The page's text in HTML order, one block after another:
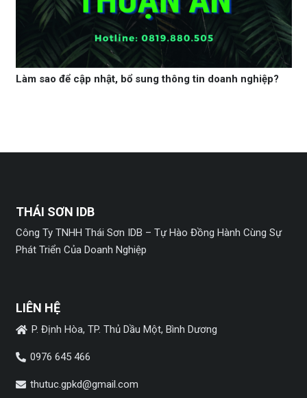
Làm sao để cập nhật, bổ sung thông tin doanh nghiệp?
THÁI SƠN IDB
Công Ty TNHH Thái Sơn IDB – Tự Hào Đồng Hành Cùng Sự
Phát Triển Của Doanh Nghiệp
LIÊN HỆ
P. Định Hòa, TP. Thủ Dầu Một, Bình Dương
0976 645 466
thutuc.gpkd@gmail.com